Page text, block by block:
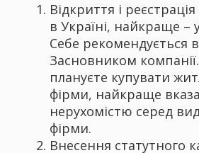
Відкриття і
в Україні, найкраще –
Себе рекомендується
Засновником
плануєте купувати
фірми, найкраще
нерухомістю серед
фірми.
Внесення статутного